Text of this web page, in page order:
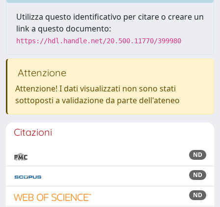
Utilizza questo identificativo per citare o creare un
link a questo documento:
https://hdl.handle.net/20.500.11770/399980
Attenzione
Attenzione! I dati visualizzati non sono stati
sottoposti a validazione da parte dell'ateneo
Citazioni
ND
ND
ND